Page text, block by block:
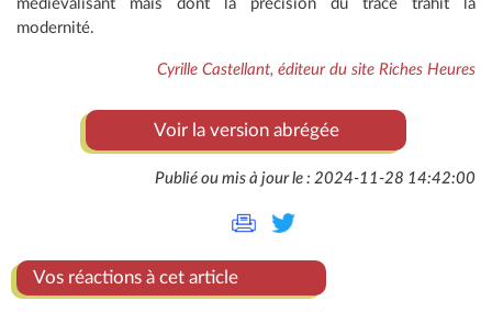
médiévalisant mais dont la précision du tracé trahit la
modernité.
Cyrille Castellant, éditeur du site Riches Heures
Voir la version abrégée
Publié ou mis à jour le : 2024-11-28 14:42:00
Vos réactions à cet article